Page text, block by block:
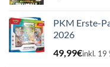
PKM Erste-
2026
49,99€inkl. 19